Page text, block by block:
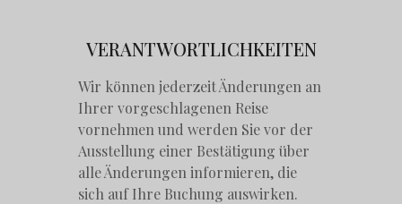
VERANTWORTLICHKEITEN
Wir können jederzeit Änderungen an
Ihrer vorgeschlagenen Reise
vornehmen und werden Sie vor der
Ausstellung einer Bestätigung über
alle Änderungen informieren, die
sich auf Ihre Buchung auswirken.